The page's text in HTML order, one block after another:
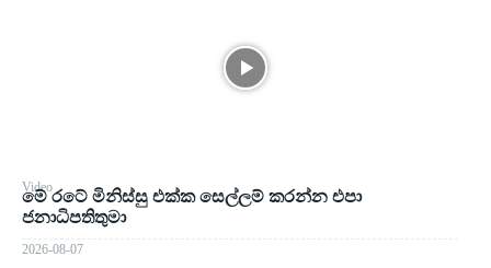
Video
මේ රටේ මිනිස්සු එක්ක සෙල්ලම් කරන්න එපා
ජනාධිපතිතුමා
2026-08-07